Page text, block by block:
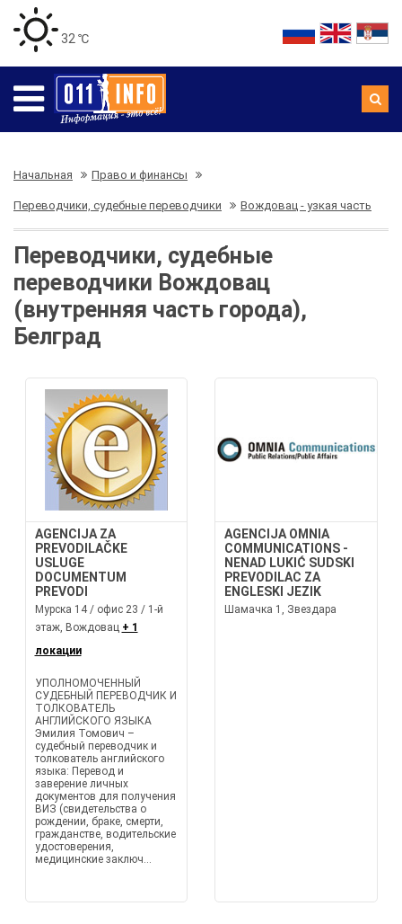
32 ℃
Начальная Право и финансы
Переводчики, судебные переводчики Вождовац - узкая часть
Переводчики, судебные
переводчики Вождовац
(внутренняя часть города),
Белград
AGENCIJA ZA
PREVODILAČKE
USLUGE
DOCUMENTUM
PREVODI
Мурска 14 / офис 23 / 1-й
этаж, Вождовац + 1
локации
УПОЛНОМОЧЕННЫЙ
СУДЕБНЫЙ ПЕРЕВОДЧИК И
ТОЛКОВАТЕЛЬ
АНГЛИЙСКОГО ЯЗЫКА
Эмилия Томович –
судебный переводчик и
толкователь английского
языка: Перевод и
заверение личных
документов для получения
ВИЗ (свидетельства о
рождении, браке, смерти,
гражданстве, водительские
удостоверения,
медицинские заключ...
AGENCIJA OMNIA
COMMUNICATIONS -
NENAD LUKIĆ SUDSKI
PREVODILAC ZA
ENGLESKI JEZIK
Шамачка 1, Звездара